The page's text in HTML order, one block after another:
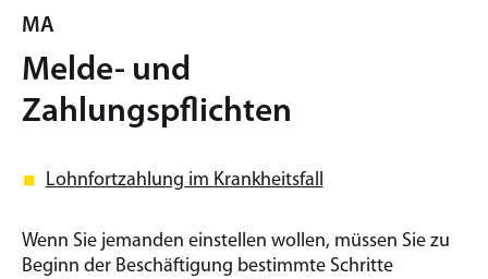
MA
Melde- und
Zahlungspflichten
Lohnfortzahlung im Krankheitsfall
Wenn Sie jemanden einstellen wollen, müssen Sie zu
Beginn der Beschäftigung bestimmte Schritte